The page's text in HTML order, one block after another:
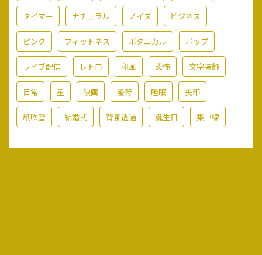
タイマー ナチュラル ノイズ ビジネス
ピンク フィットネス ボタニカル ポップ
ライブ配信 レトロ 和風 恐怖 文字装飾
日常 星 映画 漫符 睡眠 矢印
紙吹雪 結婚式 背景透過 誕生日 集中線